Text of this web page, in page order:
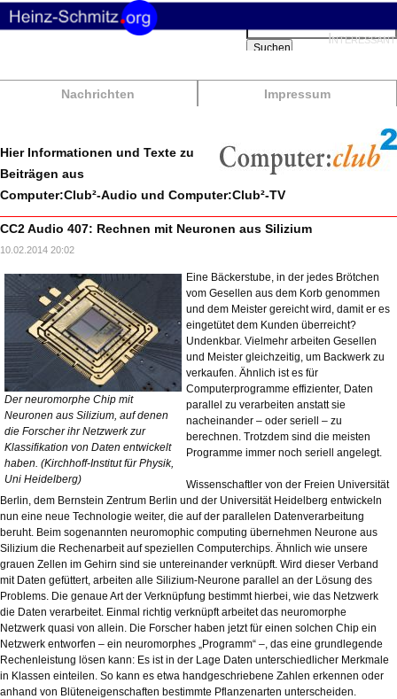
Nachrichten Impressum
Suchbegriffe
Suchen
Hier Informationen und Texte zu
Beiträgen aus
Computer:Club²-Audio und Computer:Club²-TV
CC2 Audio 407: Rechnen mit Neuronen aus Silizium
10.02.2014 20:02
Der neuromorphe Chip mit
Neuronen aus Silizium, auf denen
die Forscher ihr Netzwerk zur
Klassifikation von Daten entwickelt
haben. (Kirchhoff-Institut für Physik,
Uni Heidelberg)
Eine Bäckerstube, in der jedes Brötchen
vom Gesellen aus dem Korb genommen
und dem Meister gereicht wird, damit er es
eingetütet dem Kunden überreicht?
Undenkbar. Vielmehr arbeiten Gesellen
und Meister gleichzeitig, um Backwerk zu
verkaufen. Ähnlich ist es für
Computerprogramme effizienter, Daten
parallel zu verarbeiten anstatt sie
nacheinander – oder seriell – zu
berechnen. Trotzdem sind die meisten
Programme immer noch seriell angelegt.
Wissenschaftler von der Freien Universität
Berlin, dem Bernstein Zentrum Berlin und der Universität Heidelberg entwickeln
nun eine neue Technologie weiter, die auf der parallelen Datenverarbeitung
beruht. Beim sogenannten neuromophic computing übernehmen Neurone aus
Silizium die Rechenarbeit auf speziellen Computerchips. Ähnlich wie unsere
grauen Zellen im Gehirn sind sie untereinander verknüpft. Wird dieser Verband
mit Daten gefüttert, arbeiten alle Silizium-Neurone parallel an der Lösung des
Problems. Die genaue Art der Verknüpfung bestimmt hierbei, wie das Netzwerk
die Daten verarbeitet. Einmal richtig verknüpft arbeitet das neuromorphe
Netzwerk quasi von allein. Die Forscher haben jetzt für einen solchen Chip ein
Netzwerk entworfen – ein neuromorphes „Programm“ –, das eine grundlegende
Rechenleistung lösen kann: Es ist in der Lage Daten unterschiedlicher Merkmale
in Klassen einteilen. So kann es etwa handgeschriebene Zahlen erkennen oder
anhand von Blüteneigenschaften bestimmte Pflanzenarten unterscheiden.